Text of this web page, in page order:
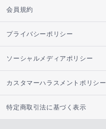
会員規約
プライバシーポリシー
ソーシャルメディアポリシー
カスタマーハラスメントポリシー
特定商取引法に基づく表示